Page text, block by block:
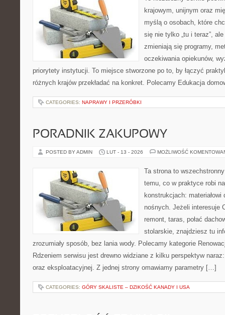
krajowym, unijnym oraz
myślą o osobach, które
się nie tylko „tu i teraz”,
zmieniają się programy,
oczekiwania opiekunów,
priorytety instytucji. To miejsce stworzone po to, by łączyć
różnych krajów przekładać na konkret. Polecamy Edukacja
CATEGORIES: NAPRAWY I PRZERÓBKI
PORADNIK ZAKUPOWY
POSTED BY ADMIN LUT - 13 - 2026 MOŻLIWOŚĆ
Ta strona to
temu, co w praktyce robi
konstrukcjach:
nośnych. Jeżeli interesuje
remont, taras, połać
stolarskie, znajdziesz tu
zrozumiały sposób, bez lania wody. Polecamy kategorie
Rdzeniem serwisu jest drewno widziane z kilku perspektyw
oraz eksploatacyjnej. Z jednej strony omawiamy parametry […]
CATEGORIES: GÓRY SKALISTE – DZIKOŚĆ KANADY I USA